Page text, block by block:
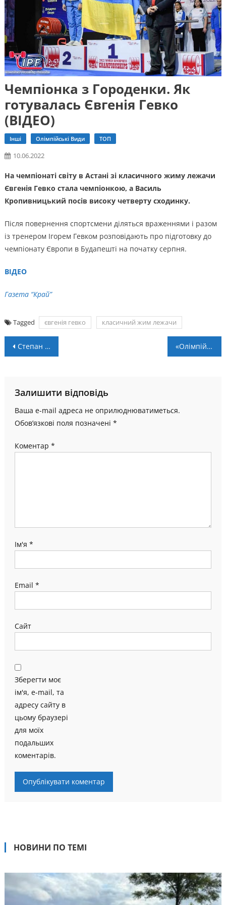
Чемпіонка з Городенки. Як
готувалась Євгенія Гевко
(ВІДЕО)
Інші Олімпійські Види ТОП
10.06.2022
На чемпіонаті світу в Астані зі класичного жиму лежачи
Євгенія Гевко стала чемпіонкою, а Василь
Кропивницький посів високу четверту сходинку.
Після повернення спортсмени діляться враженнями і разом
із тренером Ігорем Гевком розповідають про підготовку до
чемпіонату Європи в Будапешті на початку серпня.
ВІДЕО
Газета “Край”
Tagged євгенія гевко класичний жим лежачи
Навігація
Степан Лесик став рекордсменом розіграшу Кубка України сезону 21/22 «Олімпійське літо» стартувало в Калуші
Залишити відповідь
Ваша e-mail адреса не оприлюднюватиметься.
Обов’язкові поля позначені *
Коментар *
Ім'я *
Email *
Сайт
Зберегти моє
ім'я, e-mail, та
адресу сайту в
цьому браузері
для моїх
подальших
коментарів.
НОВИНИ ПО ТЕМІ